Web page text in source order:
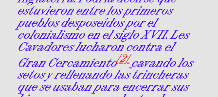
estuvieron entre los primeros
pueblos desposeídos por el
colonialismo en el siglo XVII. Les
Cavadores lucharon contra el
Gran Cercamiento[2] cavando los
setos y rellenando las trincheras
que se usaban para encerrar sus